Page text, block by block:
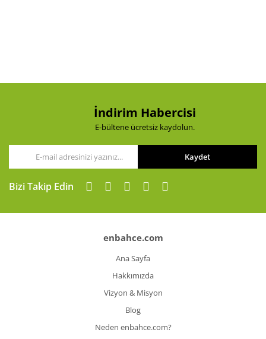
Ürün fiyatı diğer sitelerden daha pahalı.
Gönder
İndirim Habercisi
E-bültene ücretsiz kaydolun.
Kaydet
Bizi Takip Edin
enbahce.com
Ana Sayfa
Hakkımızda
Vizyon & Misyon
Blog
Neden enbahce.com?